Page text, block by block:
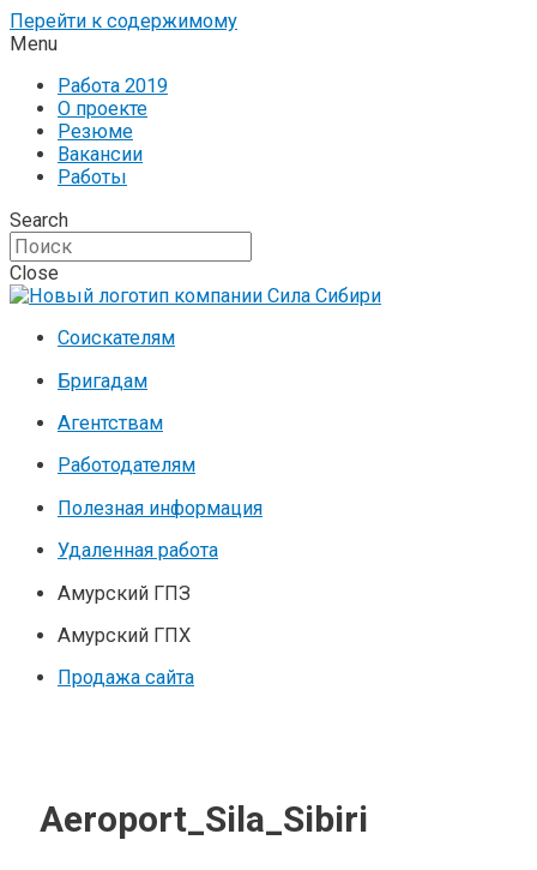
Перейти к содержимому
Menu
Работа 2019
О проекте
Резюме
Вакансии
Работы
Search
Close
Соискателям
Бригадам
Агентствам
Работодателям
Полезная информация
Удаленная работа
Амурский ГПЗ
Амурский ГПХ
Продажа сайта
Aeroport_Sila_Sibiri